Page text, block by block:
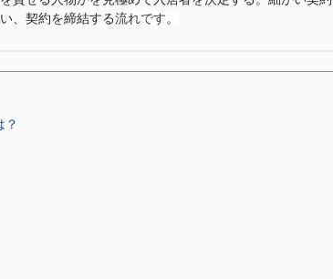
、契約を締結する流れです。
？